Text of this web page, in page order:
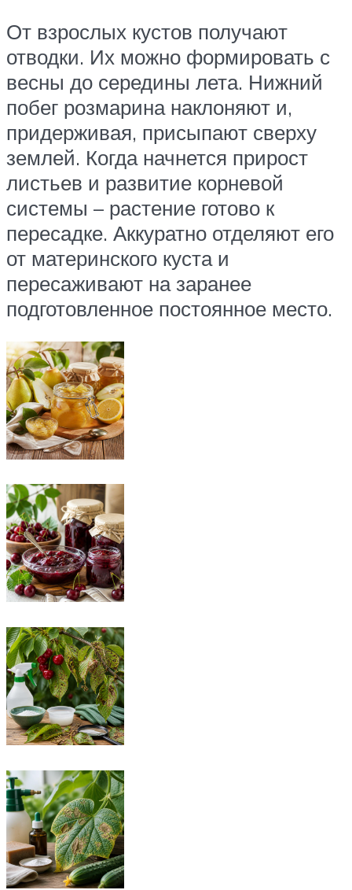
От взрослых кустов получают
отводки. Их можно формировать с
весны до середины лета. Нижний
побег розмарина наклоняют и,
придерживая, присыпают сверху
землей. Когда начнется прирост
листьев и развитие корневой
системы – растение готово к
пересадке. Аккуратно отделяют его
от материнского куста и
пересаживают на заранее
подготовленное постоянное место.